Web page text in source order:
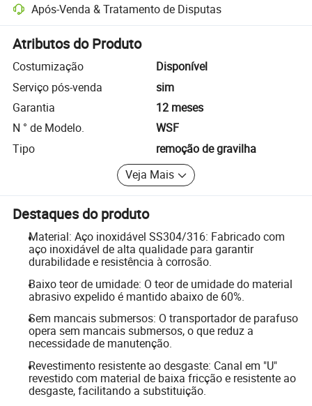
Após-Venda & Tratamento de Disputas
Resolução de disputas assistida pela plataforma, incluindo
Atributos do Produto
Costumização
Disponível
Serviço pós-venda
sim
Garantia
12 meses
N ° de Modelo.
WSF
Tipo
remoção de gravilha
Veja Mais
Destaques do produto
Material: Aço inoxidável SS304/316: Fabricado com
aço inoxidável de alta qualidade para garantir
durabilidade e resistência à corrosão.
Baixo teor de umidade: O teor de umidade do material
abrasivo expelido é mantido abaixo de 60%.
Sem mancais submersos: O transportador de parafuso
opera sem mancais submersos, o que reduz a
necessidade de manutenção.
Revestimento resistente ao desgaste: Canal em "U"
revestido com material de baixa fricção e resistente ao
desgaste, facilitando a substituição.